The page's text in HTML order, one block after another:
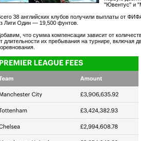
"Ювентус" и
38 английских клубов получили выплаты от
Лиги Один — 19,500 фунтов.
что сумма компенсации зависит от
длительности их пребывания на турнире, включая